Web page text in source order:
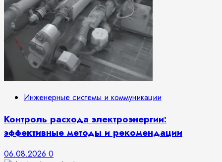
Инженерные системы и коммуникации
Контроль расхода электроэнергии:
эффективные методы и рекомендации
06.08.2026 0